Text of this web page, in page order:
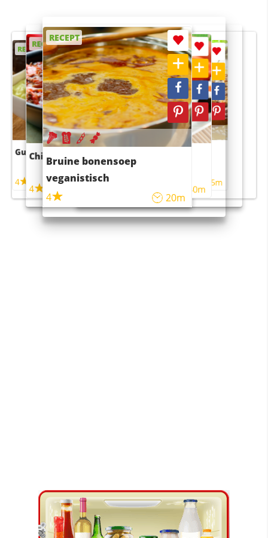
RECEPT
Guacamole
4
RECEPT
Chili con carne
4
RECEPT
Bruine bonensoep
veganistisch
4
20m
RECEPT
Sushi rijstsalade
maaltijdsalade
40m
RECEPT
4 55m